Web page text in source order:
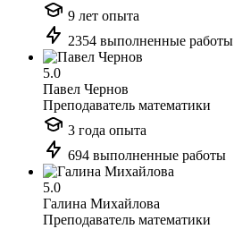
9 лет опыта
2354 выполненные работы
5.0
Павел Чернов
Преподаватель математики
3 года опыта
694 выполненные работы
5.0
Галина Михайлова
Преподаватель математики